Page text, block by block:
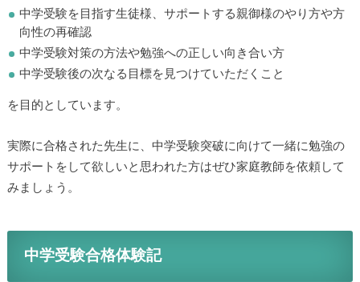
中学受験を目指す生徒様、サポートする親御様のやり方や方
向性の再確認
中学受験対策の方法や勉強への正しい向き合い方
中学受験後の次なる目標を見つけていただくこと
を目的としています。
実際に合格された先生に、中学受験突破に向けて一緒に勉強の
サポートをして欲しいと思われた方はぜひ家庭教師を依頼して
みましょう。
中学受験合格体験記